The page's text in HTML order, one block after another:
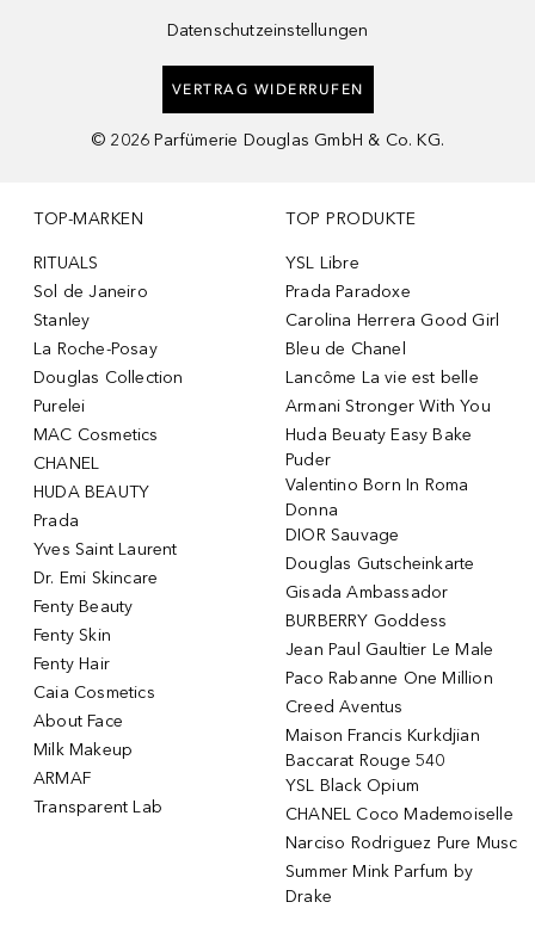
Datenschutzeinstellungen
VERTRAG WIDERRUFEN
© 2026 Parfümerie Douglas GmbH & Co. KG.
TOP-MARKEN
RITUALS
Sol de Janeiro
Stanley
La Roche-Posay
Douglas Collection
Purelei
MAC Cosmetics
CHANEL
HUDA BEAUTY
Prada
Yves Saint Laurent
Dr. Emi Skincare
Fenty Beauty
Fenty Skin
Fenty Hair
Caia Cosmetics
About Face
Milk Makeup
ARMAF
Transparent Lab
TOP PRODUKTE
YSL Libre
Prada Paradoxe
Carolina Herrera Good Girl
Bleu de Chanel
Lancôme La vie est belle
Armani Stronger With You
Huda Beuaty Easy Bake
Puder
Valentino Born In Roma
Donna
DIOR Sauvage
Douglas Gutscheinkarte
Gisada Ambassador
BURBERRY Goddess
Jean Paul Gaultier Le Male
Paco Rabanne One Million
Creed Aventus
Maison Francis Kurkdjian
Baccarat Rouge 540
YSL Black Opium
CHANEL Coco Mademoiselle
Narciso Rodriguez Pure Musc
Summer Mink Parfum by
Drake